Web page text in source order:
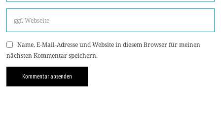
Name, E-Mail-Adresse und Website in diesem Browser für meinen
nächsten Kommentar speichern.